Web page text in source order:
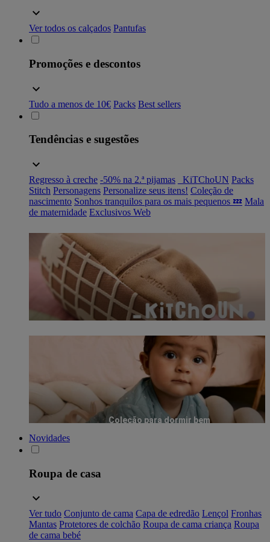
Ver todos os calçados Pantufas
Promoções e descontos
Tudo a menos de 10€ Packs Best sellers
Tendências e sugestões
Regresso à creche -50% na 2.ª pijamas _KiTChoUN Packs
Stitch Personagens Personalize seus itens! Coleção de
nascimento Sonhos tranquilos para os mais pequenos 💤 Mala
de maternidade Exclusivos Web
Coleção para dormir bem
Novidades
Roupa de casa
Ver tudo Conjunto de cama Capa de edredão Lençol Fronhas
Mantas Protetores de colchão Roupa de cama criança Roupa
de cama bebé